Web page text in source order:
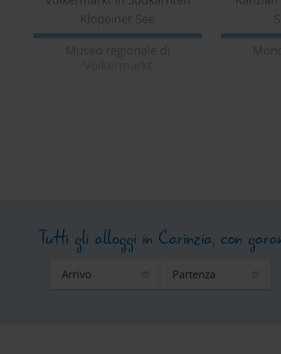
Museo regionale di
Museo della danza macabra a
Giro in
Tutti gli alloggi in Carinzia, con